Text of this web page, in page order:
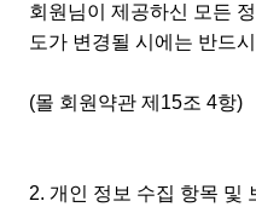
회원님이 제공하신 모든
도가 변경될 시에는 반드
(몰 회원약관 제15조 4항)
2. 개인 정보 수집 항목 및